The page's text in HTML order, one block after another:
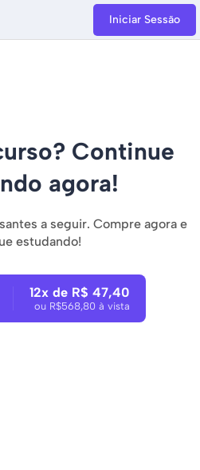
Iniciar Sessão
Continue
agora!
a seguir. Compre agora e
estudando!
12x de R$ 47,40
ou R$568,80 à vista